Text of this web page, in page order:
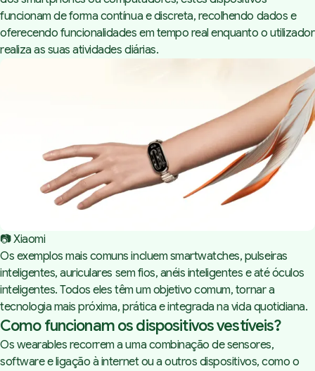
funcionam de forma contínua e discreta, recolhendo dados e
oferecendo funcionalidades em tempo real enquanto o utilizador
realiza as suas atividades diárias.
📷 Xiaomi
Os exemplos mais comuns incluemsmartwatches, pulseiras
inteligentes, auriculares sem fios, anéis inteligentes e até óculos
inteligentes. Todos eles têm um objetivo comum, tornar a
tecnologia mais próxima, prática e integrada na vida quotidiana.
Como funcionam os dispositivos vestíveis?
Os wearables recorrem a uma combinação de sensores,
software e ligação à internet ou a outros dispositivos, como o